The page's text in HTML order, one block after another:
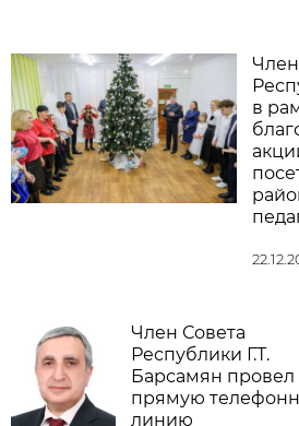
в
Член Совета
Республики Г.Т.
Барсамян провел
прямую
линию